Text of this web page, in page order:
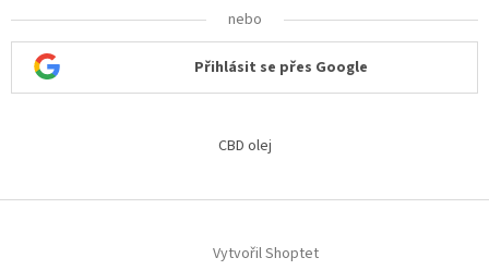
nebo
Přihlásit se přes Google
CBD olej
Vytvořil Shoptet